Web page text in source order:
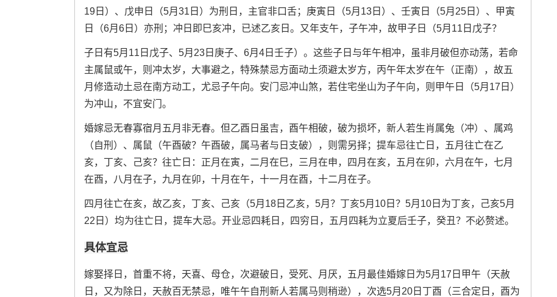
19日）、戊申日（5月31日）为刑日，主官非口舌；庚寅日（5月13日）、壬寅日（5月25日）、甲寅
日（6月6日）亦刑；冲日即巳亥冲，已述乙亥日。又年支午，子午冲，故甲子日（5月11日戊子？
子日有5月11日戊子、5月23日庚子、6月4日壬子）。这些子日与年午相冲，虽非月破但亦动荡，若命
主属鼠或午，则冲太岁，大事避之，特殊禁忌方面动土须避太岁方，丙午年太岁在午（正南），故五
月修造动土忌在南方动工，尤忌子午向。安门忌冲山煞，若住宅坐山为子午向，则甲午日（5月17日）
为冲山，不宜安门。
婚嫁忌无春寡宿月五月非无春。但乙酉日虽吉，酉午相破，破为损坏，新人若生肖属兔（冲）、属鸡
（自刑）、属鼠（午酉破？午酉破，属马者与日支破），则需另择；提车忌往亡日，五月往亡在乙
亥，丁亥、己亥？往亡日：正月在寅，二月在巳，三月在申，四月在亥，五月在卯，六月在午，七月
在酉，八月在子，九月在卯，十月在午，十一月在酉，十二月在子。
四月往亡在亥，故乙亥，丁亥、己亥（5月18日乙亥，5月？丁亥5月10日？5月10日为丁亥，己亥5月
22日）均为往亡日，提车大忌。开业忌四耗日，四穷日，五月四耗为立夏后壬子，癸丑？不必赘述。
具体宜忌
嫁娶择日，首重不将，天喜、母仓，次避破日，受死、月厌，五月最佳婚嫁日为5月17日甲午（天赦
日，又为除日，天赦百无禁忌，唯午午自刑新人若属马则稍逊），次选5月20日丁酉（三合定日，酉为